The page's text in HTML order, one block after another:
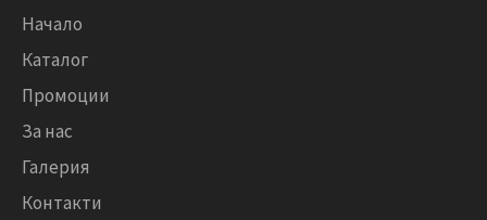
Начало
Каталог
Промоции
За нас
Галерия
Контакти